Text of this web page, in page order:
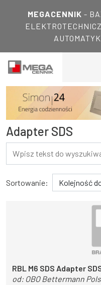
MEGACENNIK -
Adapter SDS
Wyniki
Sortowanie:
RBL M6 SDS Adapter
od: OBO Bettermann